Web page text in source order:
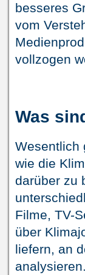
besseres
vom
vollzogen
Was
Wesentlich
wie die
darüber zu
Filme, TV-
über
liefern, an